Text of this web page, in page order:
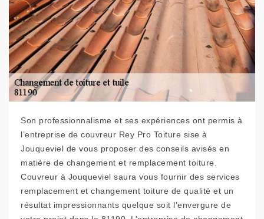
Son professionnalisme et ses expériences ont permis à
l’entreprise de couvreur Rey Pro Toiture sise à
Jouqueviel de vous proposer des conseils avisés en
matière de changement et remplacement toiture.
Couvreur à Jouqueviel saura vous fournir des services
remplacement et changement toiture de qualité et un
résultat impressionnants quelque soit l’envergure de